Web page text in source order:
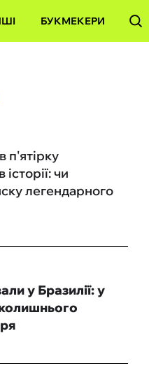
БУКМЕКЕРИ
п'ятірку
чи
легендарного
у Бразилії: у